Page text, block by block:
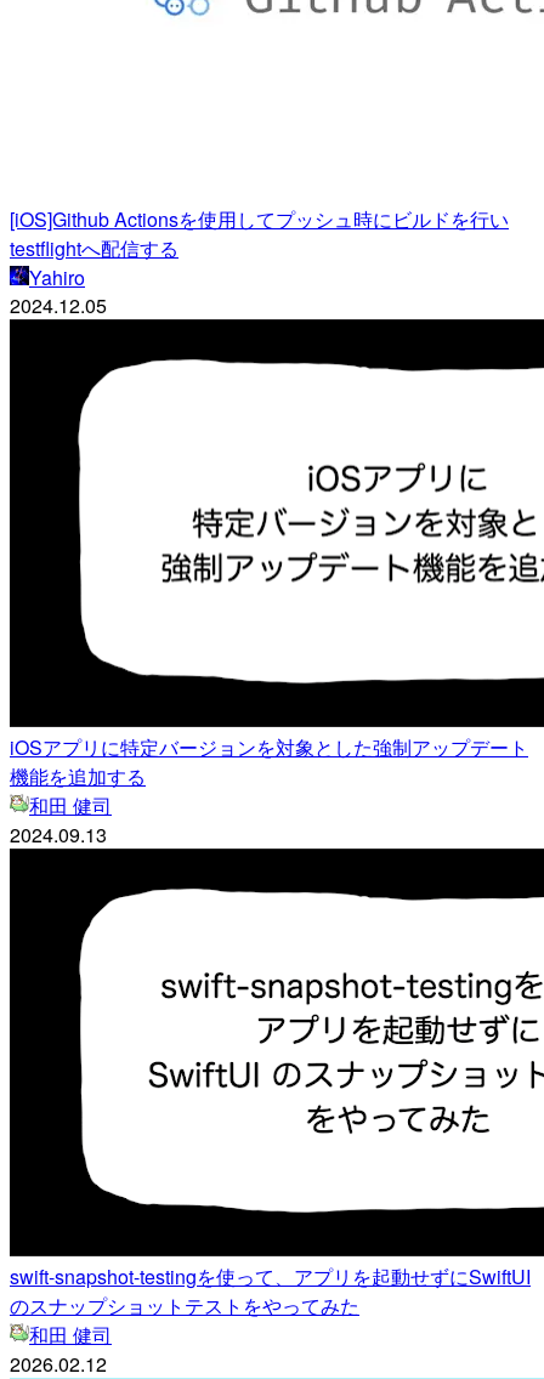
[iOS]Github Actionsを使用してプッシュ時にビルドを行い
testflightへ配信する
Yahiro
2024.12.05
iOSアプリに特定バージョンを対象とした強制アップデート
機能を追加する
和田 健司
2024.09.13
swift-snapshot-testingを使って、アプリを起動せずにSwiftUI
のスナップショットテストをやってみた
和田 健司
2026.02.12